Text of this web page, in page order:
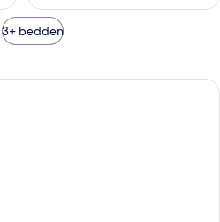
3+ bedden
Een hotelkamer met een groot bed,